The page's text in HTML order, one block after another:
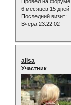
6 месяцев 15 дней
Последний визит:
Вчера 23:22:02
alisa
Участник